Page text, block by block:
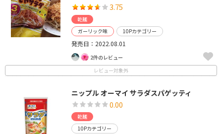
3.75
乾麺
ガーリック味
10Pカテゴリー
発売日：2022.08.01
2件のレビュー
レビュー対象外
ニップル オーマイ サラダスパゲッティ
0.00
乾麺
10Pカテゴリー